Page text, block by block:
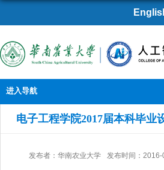
进入导航
电子工程学院2017届本科毕业
发布者：华南农业大学 发布时间：2016-